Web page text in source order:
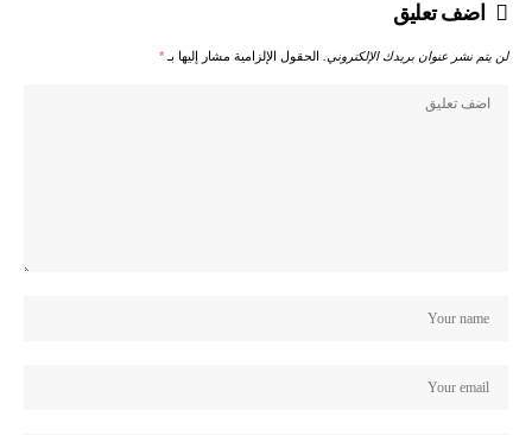
اضف تعليق
لن يتم نشر عنوان بريدك الإلكتروني. الحقول الإلزامية مشار إليها بـ*